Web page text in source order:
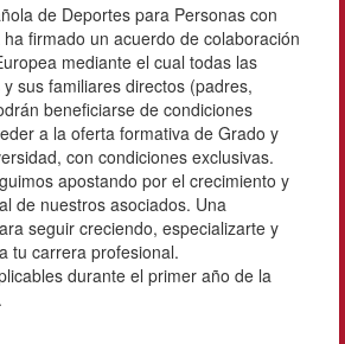
de Deportes para Personas con
firmado un acuerdo de colaboración
mediante el cual todas las
sus familiares directos (padres,
beneficiarse de condiciones
a la oferta formativa de Grado y
con condiciones exclusivas.
apostando por el crecimiento y
de nuestros asociados. Una
seguir creciendo, especializarte y
tu carrera profesional.
durante el primer año de la